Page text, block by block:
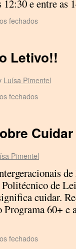
e entre as
fechados
Letivo!!
Luísa Pimentel
fechados
Cuidar
Pimentel
de
cuidar.
Programa 60+
fechados